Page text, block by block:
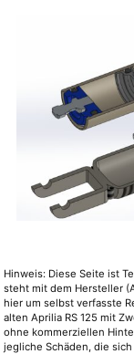
Hinweis: Diese Seite ist
steht mit dem Hersteller
hier um selbst verfasste
alten Aprilia RS 125 mit
ohne kommerziellen
jegliche Schäden, die